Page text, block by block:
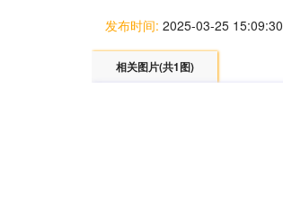
发布时间: 2025-03-25 15:09:30
相关图片(共1图)